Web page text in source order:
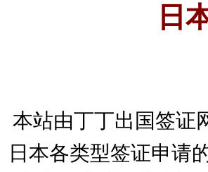
日
本站由丁丁出国签证
日本各类型签证申请